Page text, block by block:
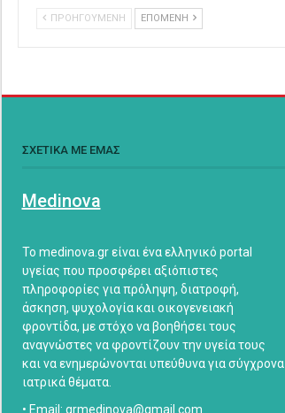
ΠΡΟΗΓΟΥΜΕΝΗ ΕΠΟΜΕΝΗ
ΣΧΕΤΙΚΑ ΜΕ ΕΜΑΣ
Medinova
Το medinova.gr είναι ένα ελληνικό portal
υγείας που προσφέρει αξιόπιστες
πληροφορίες για πρόληψη, διατροφή,
άσκηση, ψυχολογία και οικογενειακή
φροντίδα, με στόχο να βοηθήσει τους
αναγνώστες να φροντίζουν την υγεία τους
και να ενημερώνονται υπεύθυνα για σύγχρονα
ιατρικά θέματα.
• Email: grmedinova@gmail.com